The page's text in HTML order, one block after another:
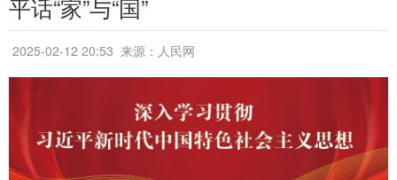
平话“家”与“国”
2025-02-12 20:53 来源：人民网